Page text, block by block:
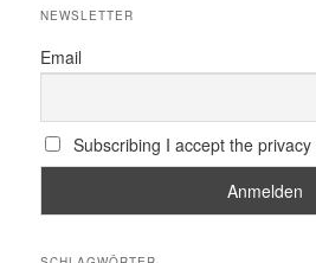
NEWSLETTER
Email
Subscribing I accept the